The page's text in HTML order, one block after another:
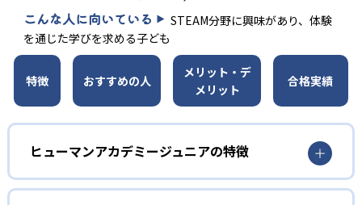
こんな人に向いている
STEAM分野に興味があり、体験
を通じた学びを求める子ども
特徴 おすすめの人
メリット・デ
メリット
合格実績
ヒューマンアカデミージュニアの特徴
1
多彩なコースラインナップ